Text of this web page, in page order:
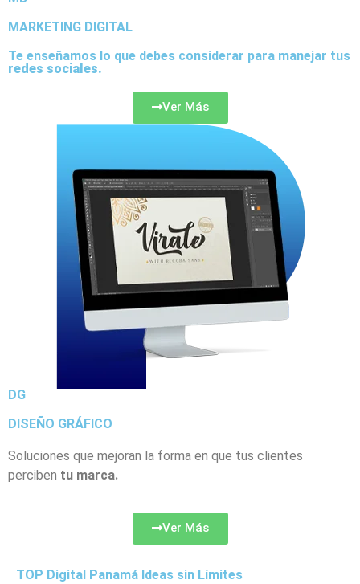
MARKETING DIGITAL
Te enseñamos lo que debes considerar para manejar tus
redes sociales.
Ver Más
DG
DISEÑO GRÁFICO
Soluciones que mejoran la forma en que tus clientes
perciben tu marca.
Ver Más
TOP Digital Panamá Ideas sin Límites